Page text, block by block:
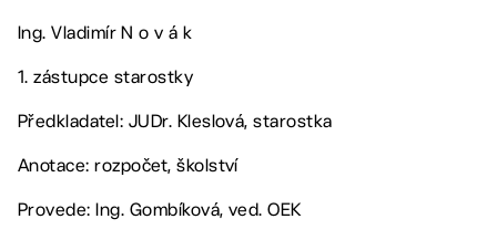
Ing. Vladimír N o v á k
1. zástupce starostky
Předkladatel: JUDr. Kleslová, starostka
Anotace: rozpočet, školství
Provede: Ing. Gombíková, ved. OEK